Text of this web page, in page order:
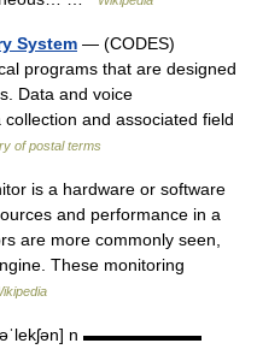
System — (CODES)
programs that are designed
Data and voice
and associated field
of postal terms
is a hardware or software
and performance in a
are more commonly seen,
These monitoring
n ▬▬▬▬▬▬▬